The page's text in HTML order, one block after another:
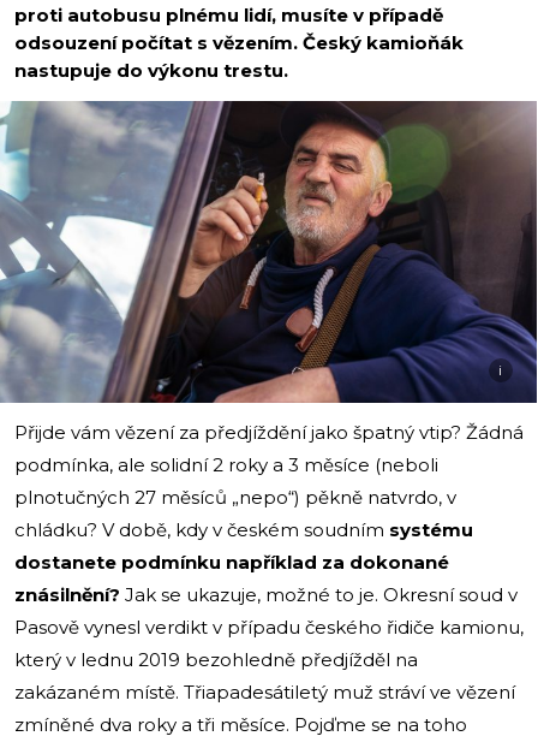
proti autobusu plnému lidí, musíte v případě
odsouzení počítat s vězením. Český kamioňák
nastupuje do výkonu trestu.
i
Přijde vám vězení za předjíždění jako špatný vtip? Žádná
podmínka, ale solidní 2 roky a 3 měsíce (neboli
plnotučných 27 měsíců „nepo“) pěkně natvrdo, v
chládku? V době, kdy v českém soudním systému
dostanete podmínku například za dokonané
znásilnění? Jak se ukazuje, možné to je. Okresní soud v
Pasově vynesl verdikt v případu českého řidiče kamionu,
který v lednu 2019 bezohledně předjížděl na
zakázaném místě. Třiapadesátiletý muž stráví ve vězení
zmíněné dva roky a tři měsíce. Pojďme se na toho